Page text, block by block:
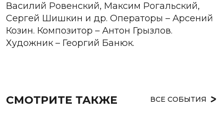
Василий Ровенский, Максим Рогальский,
Сергей Шишкин и др. Операторы – Арсений
Козин. Композитор – Антон Грызлов.
Художник – Георгий Банюк.
СМОТРИТЕ ТАКЖЕ ВСЕ СОБЫТИЯ